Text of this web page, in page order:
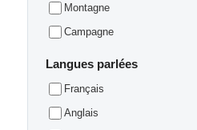
Montagne
Campagne
Langues parlées
Français
Anglais